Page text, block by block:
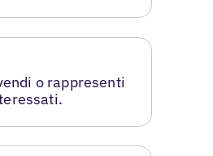
o rappresenti